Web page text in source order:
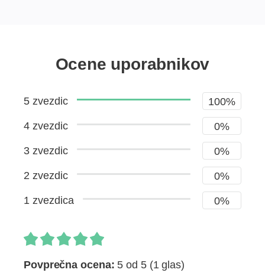
Ocene uporabnikov
5 zvezdic 100%
4 zvezdic 0%
3 zvezdic 0%
2 zvezdic 0%
1 zvezdica 0%
Povprečna ocena: 5 od 5 (1 glas)